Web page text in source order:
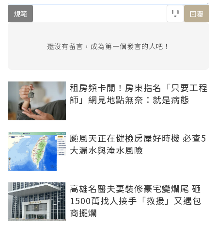
規範 回覆
還沒有留言，成為第一個發言的人吧！
租房頻卡關！房東指名「只要工程
師」網見地點無奈：就是病態
颱風天正在健檢房屋好時機 必查5
大漏水與淹水風險
高雄名醫夫妻裝修豪宅變爛尾 砸
1500萬找人接手「救援」又遇包
商擺爛